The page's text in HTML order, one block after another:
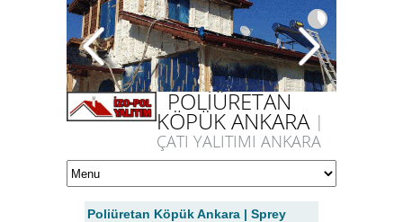
POLİÜRETAN
KÖPÜK ANKARA |
ÇATI YALITIMI ANKARA
Poliüretan Köpük Ankara | Sprey